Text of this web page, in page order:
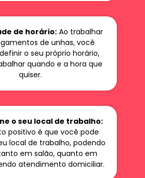
de horário:Ao trabalhar
de unhas, você
o seu próprio horário,
quando e a hora que
quiser.
o seu local de trabalho:
positivo é que você pode
local de trabalho, podendo
em salão, quanto em
atendimento domiciliar.